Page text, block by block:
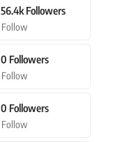
56.4k Followers
Follow
0 Followers
Follow
0 Followers
Follow